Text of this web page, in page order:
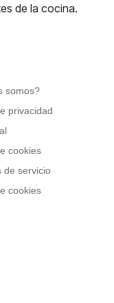
de la cocina.
somos?
privacidad
cookies
de servicio
cookies